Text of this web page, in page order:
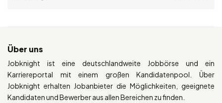
Über uns
Jobknight ist eine deutschlandweite Jobbörse und ein
Karriereportal mit einem großen Kandidatenpool. Über
Jobknight erhalten Jobanbieter die Möglichkeiten, geeignete
Kandidaten und Bewerber aus allen Bereichen zu finden.